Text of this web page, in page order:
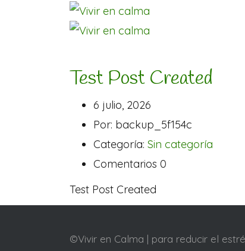
Test Post Created
6 julio, 2026
Por: backup_5f154c
Categoría: Sin categoría
Comentarios 0
Test Post Created
©Vivir en Calma | para reducir el